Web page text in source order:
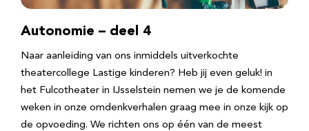
Autonomie – deel 4
Naar aanleiding van ons inmiddels uitverkochte
theatercollege Lastige kinderen? Heb jij even geluk! in
het Fulcotheater in IJsselstein nemen we je de komende
weken in onze omdenkverhalen graag mee in onze kijk op
de opvoeding. We richten ons op één van de meest